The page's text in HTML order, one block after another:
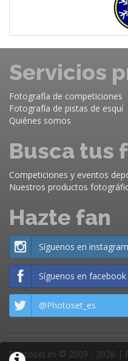
Servicios
Fotografía de competiciones
Fotografía de pistas de esquí
Quiénes somos
Busca tus
Competiciones y eventos
Nuestros productos
Hazte fan
Síguenos en instagram
Síguenos en facebook
@Photoset_es
Photoset.es © 2009 - 2026 |